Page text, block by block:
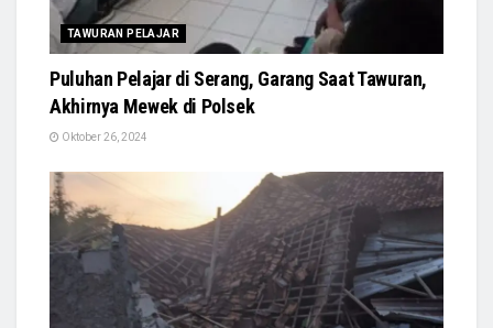
TAWURAN PELAJAR
Puluhan Pelajar di Serang, Garang Saat Tawuran,
Akhirnya Mewek di Polsek
Oktober 26, 2024